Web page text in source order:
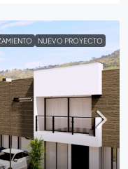
NUEVO PROYECTO